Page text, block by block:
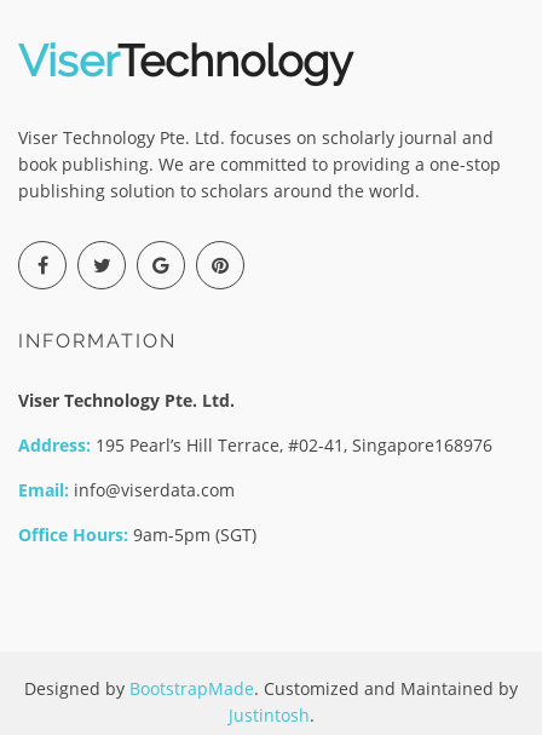
ViserTechnology
Viser Technology Pte. Ltd. focuses on scholarly journal and
book publishing. We are committed to providing a one-stop
publishing solution to scholars around the world.
INFORMATION
Viser Technology Pte. Ltd.
Address: 195 Pearl’s Hill Terrace, #02-41, Singapore168976
Email: info@viserdata.com
Office Hours: 9am-5pm (SGT)
Designed by BootstrapMade. Customized and Maintained by
Justintosh.